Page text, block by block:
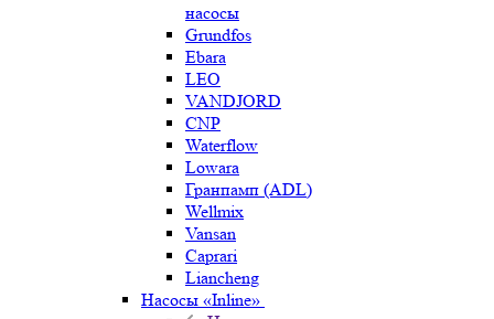
насосы
Grundfos
Ebara
LEO
VANDJORD
CNP
Waterflow
Lowara
Гранпамп (ADL)
Wellmix
Vansan
Caprari
Liancheng
Насосы «Inline»